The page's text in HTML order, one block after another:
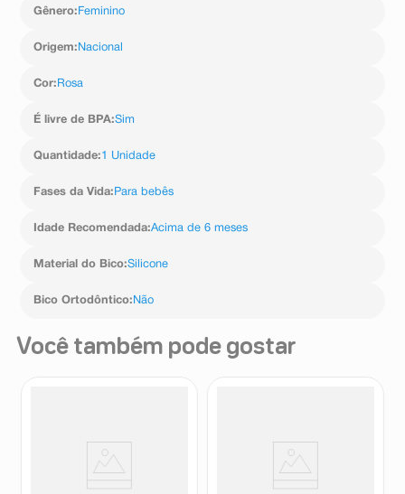
Gênero: Feminino
Origem: Nacional
Cor: Rosa
É livre de BPA:Sim
Quantidade:1 Unidade
Fases da Vida: Para bebês
Idade Recomendada:Acima de 6 meses
Material do Bico:Silicone
Bico Ortodôntico: Não
Você também pode gostar